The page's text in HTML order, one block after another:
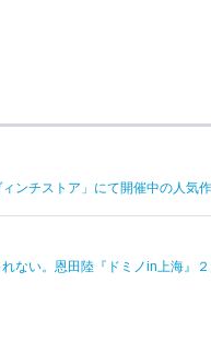
ンチストア」にて開催中の人気
ない。恩田陸『ドミノin上海』２